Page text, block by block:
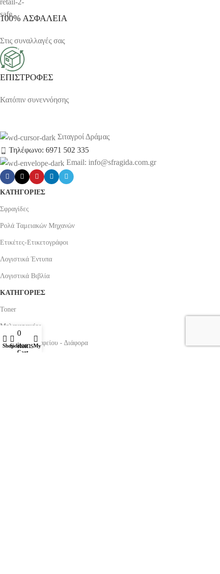
100% ΑΣΦΑΛΕΙΑ
Στις συναλλαγές σας
ΕΠΙΣΤΡΟΦΕΣ
Κατόπιν συνεννόησης
Σιταγροί Δράμας
Τηλέφωνο: 6971 502 335
Email: info@sfragida.com.gr
ΚΑΤΗΓΟΡΙΕΣ
Σφραγίδες
Ρολά Ταμειακών Μηχανών
Ετικέτες-Ετικετογράφοι
Λογιστικά Έντυπα
Λογιστικά Βιβλία
ΚΑΤΗΓΟΡΙΕΣ
Toner
Μελανοταινίες
Οργάνωση Γραφείου - Διάφορα
ShopSidebar
0
items
Cart
My account